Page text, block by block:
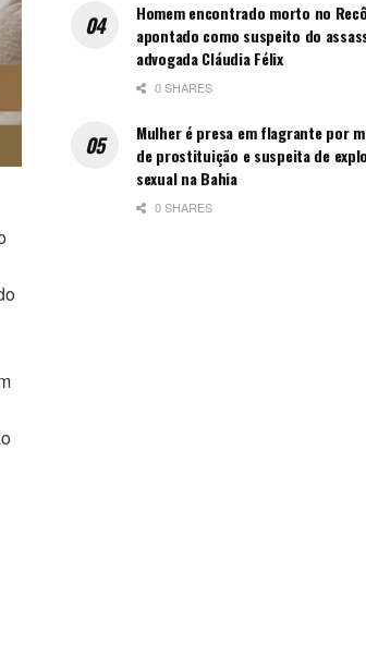
Homem encontrado morto no
apontado como suspeito do
advogada Cláudia Félix
0 SHARES
Mulher é presa em flagrante por
de prostituição e suspeita de
sexual na Bahia
0 SHARES